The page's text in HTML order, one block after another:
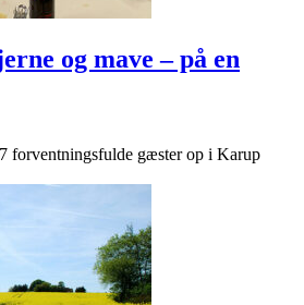
og mave – på en
forventningsfulde gæster op i Karup